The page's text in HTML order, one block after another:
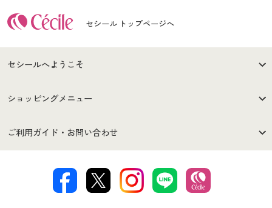
セシール トップページへ
セシールへようこそ
はじめての方へ
セシールご利用規約
著作権・商標について 会社案内
ショッピングメニュー
商品カテゴリ
ご利用ガイド・お問い合わせ
交換・返品は お支払は